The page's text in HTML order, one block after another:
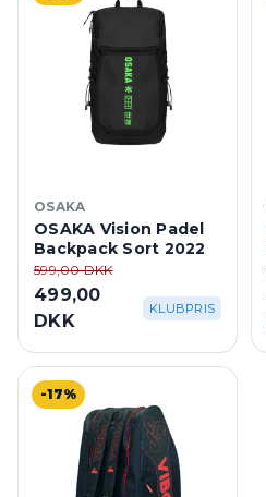
OSAKA
OSAKA Vision Padel
Backpack Sort 2022
599,00 DKK
499,00
DKK
KLUBPRIS
-17%